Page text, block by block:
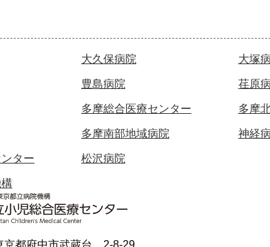
大久保病院 大塚
豊島病院 荏原
多摩総合医療センター 多摩
多摩南部地域病院 神経
ター 松沢病院
都府中市武蔵台 2-8-29